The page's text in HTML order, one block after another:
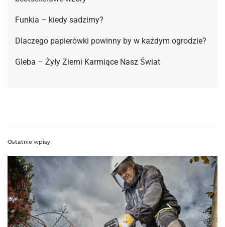
Funkia – kiedy sadzimy?
Dlaczego papierówki powinny by w każdym ogrodzie?
Gleba – Żyły Ziemi Karmiące Nasz Świat
Ostatnie wpisy